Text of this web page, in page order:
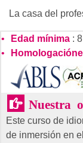
La casa del
Edad mínima: 8
Nuestra
Este curso de
de inmersión en